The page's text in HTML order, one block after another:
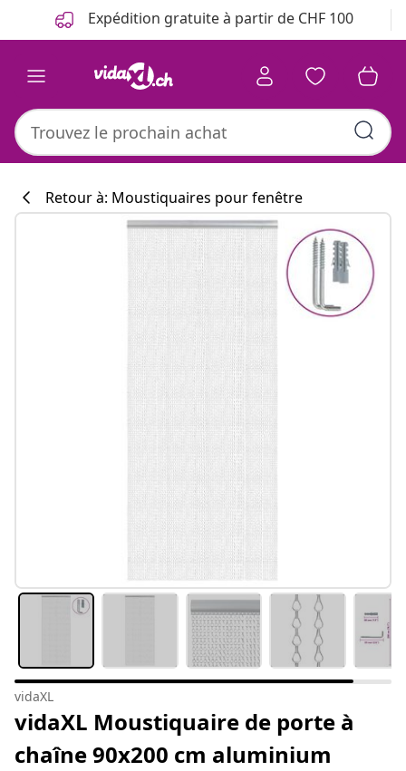
Précédent Expédition gratuite à partir de CHF 100
Retour à: Moustiquaires pour fenêtre
vidaXL
vidaXL Moustiquaire de porte à
chaîne 90x200 cm aluminium